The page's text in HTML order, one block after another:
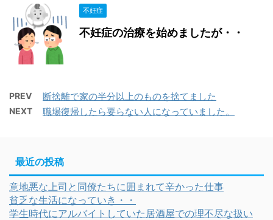
不妊症
不妊症の治療を始めましたが・・
PREV 断捨離で家の半分以上のものを捨てました
NEXT 職場復帰したら要らない人になっていました。
最近の投稿
意地悪な上司と同僚たちに囲まれて辛かった仕事
貧乏な生活になっていき・・
学生時代にアルバイトしていた居酒屋での理不尽な扱い